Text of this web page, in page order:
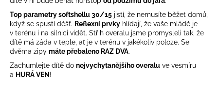
Top parametry softshellu 30/15 jistí, že nemusíte běžet domů,
když se spustí déšť. Reflexní prvky hlídají, že vaše mládě je
v terénu i na silnici vidět. Střih overalu jsme promysleli tak, že
dítě má záda v teple, ať je v terénu v jakékoliv poloze. Se
dvěma zipy máte přebaleno RAZ DVA.
Zachumlejte dítě do nejvychytanějšího overalu ve vesmíru
a HURÁVEN !
t
e
n
a
j
í